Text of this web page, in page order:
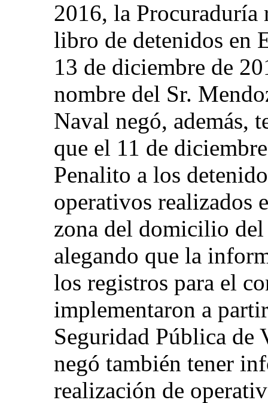
2016, la Procuraduría
libro de detenidos en
13 de diciembre de
nombre del Sr.
Naval negó, además,
que el 11 de
Penalito a los
operativos realizados
zona del domicilio
alegando que la
los registros para el
implementaron a
Seguridad Pública de
negó también tener
realización de